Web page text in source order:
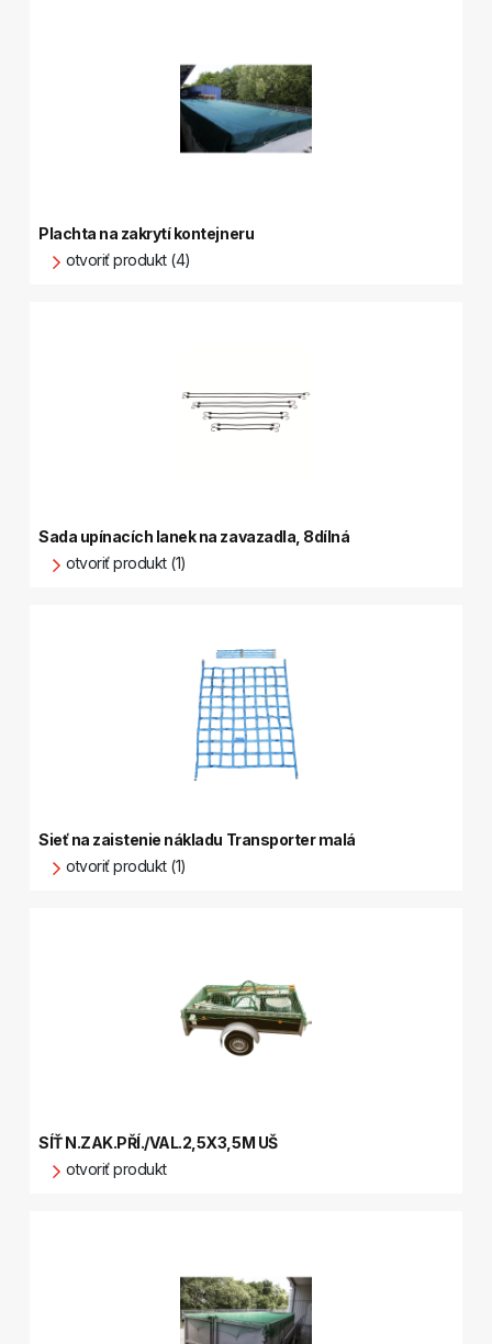
Plachta na zakrytí kontejneru
otvoriť produkt (4)
Sada upínacích lanek na zavazadla, 8dílná
otvoriť produkt (1)
Sieť na zaistenie nákladu Transporter malá
otvoriť produkt (1)
SÍŤ N.ZAK.PŘÍ./VAL.2,5X3,5M UŠ
otvoriť produkt